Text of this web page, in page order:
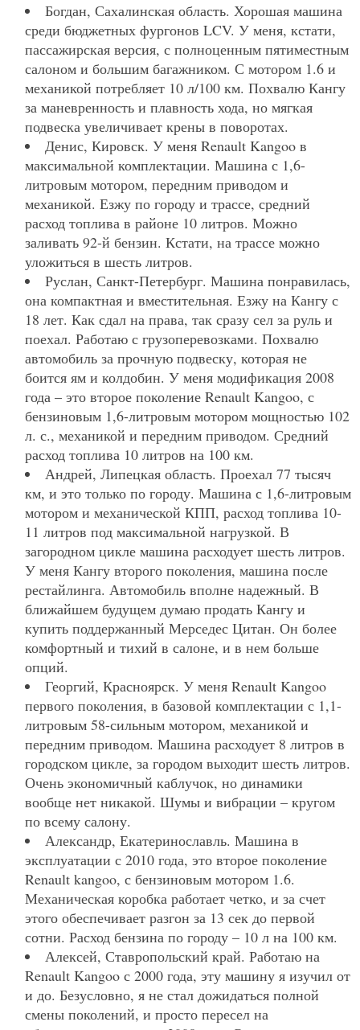
Богдан, Сахалинская область. Хорошая машина
среди бюджетных фургонов LCV. У меня, кстати,
пассажирская версия, с полноценным пятиместным
салоном и большим багажником. С мотором 1.6 и
механикой потребляет 10 л/100 км. Похвалю Кангу
за маневренность и плавность хода, но мягкая
подвеска увеличивает крены в поворотах.
Денис, Кировск. У меня Renault Kangoo в
максимальной комплектации. Машина с 1,6-
литровым мотором, передним приводом и
механикой. Езжу по городу и трассе, средний
расход топлива в районе 10 литров. Можно
заливать 92-й бензин. Кстати, на трассе можно
уложиться в шесть литров.
Руслан, Санкт-Петербург. Машина понравилась,
она компактная и вместительная. Езжу на Кангу с
18 лет. Как сдал на права, так сразу сел за руль и
поехал. Работаю с грузоперевозками. Похвалю
автомобиль за прочную подвеску, которая не
боится ям и колдобин. У меня модификация 2008
года – это второе поколение Renault Kangoo, с
бензиновым 1,6-литровым мотором мощностью 102
л. с., механикой и передним приводом. Средний
расход топлива 10 литров на 100 км.
Андрей, Липецкая область. Проехал 77 тысяч
км, и это только по городу. Машина с 1,6-литровым
мотором и механической КПП, расход топлива 10-
11 литров под максимальной нагрузкой. В
загородном цикле машина расходует шесть литров.
У меня Кангу второго поколения, машина после
рестайлинга. Автомобиль вполне надежный. В
ближайшем будущем думаю продать Кангу и
купить поддержанный Мерседес Цитан. Он более
комфортный и тихий в салоне, и в нем больше
опций.
Георгий, Красноярск. У меня Renault Kangoo
первого поколения, в базовой комплектации с 1,1-
литровым 58-сильным мотором, механикой и
передним приводом. Машина расходует 8 литров в
городском цикле, за городом выходит шесть литров.
Очень экономичный каблучок, но динамики
вообще нет никакой. Шумы и вибрации – кругом
по всему салону.
Александр, Екатеринославль. Машина в
эксплуатации с 2010 года, это второе поколение
Renault kangoo, с бензиновым мотором 1.6.
Механическая коробка работает четко, и за счет
этого обеспечивает разгон за 13 сек до первой
сотни. Расход бензина по городу – 10 л на 100 км.
Алексей, Ставропольский край. Работаю на
Renault Kangoo с 2000 года, эту машину я изучил от
и до. Безусловно, я не стал дожидаться полной
смены поколений, и просто пересел на